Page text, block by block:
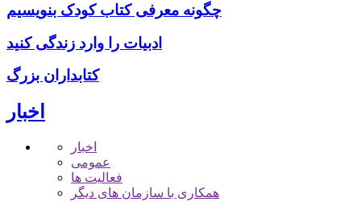
چگونه معرفی کتاب کودک بنویسیم
ادبیات را وارد زندگی کنید
کتابداران بزرگ
اخبار
اخبار
عمومی
فعالیت ها
همکاری با سازمان های دیگر